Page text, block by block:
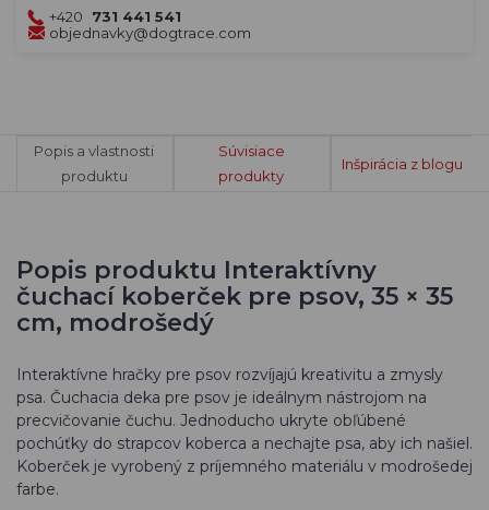
+420
731 441 541
objednavky@dogtrace.com
Popis a vlastnosti
produktu
Súvisiace
produkty
Inšpirácia z blogu
Popis produktu Interaktívny
čuchací koberček pre psov, 35 × 35
cm, modrošedý
Interaktívne hračky pre psov rozvíjajú kreativitu a zmysly
psa. Čuchacia deka pre psov je ideálnym nástrojom na
precvičovanie čuchu. Jednoducho ukryte obľúbené
pochúťky do strapcov koberca a nechajte psa, aby ich našiel.
Koberček je vyrobený z príjemného materiálu v modrošedej
farbe.